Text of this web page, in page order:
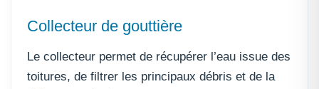
Collecteur de gouttière
Le collecteur permet de récupérer l’eau issue des
toitures, de filtrer les principaux débris et de la